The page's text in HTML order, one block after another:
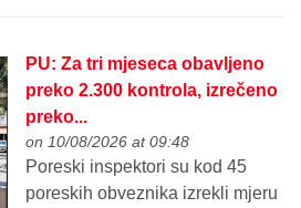
PU: Za tri mjeseca obavljeno
preko 2.300 kontrola, izrečeno
preko...
on 10/08/2026 at 09:48
Poreski inspektori su kod 45
poreskih obveznika izrekli mjeru